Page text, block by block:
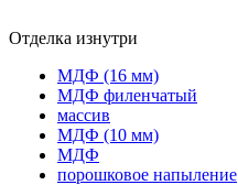
Отделка изнутри
МДФ (16 мм)
МДФ филенчатый
массив
МДФ (10 мм)
МДФ
порошковое напыление